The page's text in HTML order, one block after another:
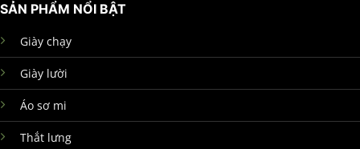
SẢN PHẨM NỔI BẬT
Giày chạy
Giày lười
Áo sơ mi
Thắt lưng